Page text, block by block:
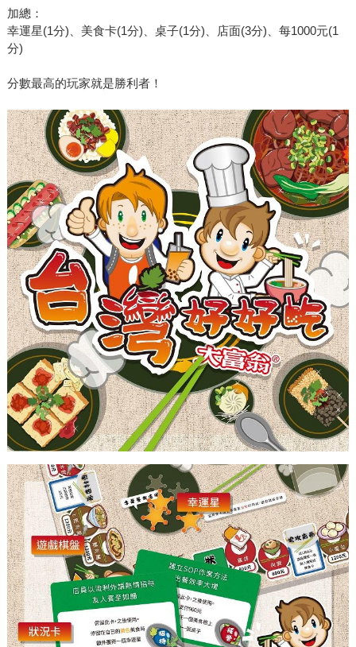
加總：
幸運星(1分)、美食卡(1分)、桌子(1分)、店面(3分)、每1000元(1
分)
分數最高的玩家就是勝利者！